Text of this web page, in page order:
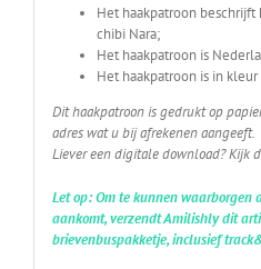
Het haakpatroon
chibi Nara;
Het haakpatroon is
Het haakpatroon is in
Dit haakpatroon is gedrukt op
adres wat u bij afrekenen aangeeft.
Liever een digitale download? Kijk
Let op: Om te kunnen waarborgen
aankomt, verzendt Amilishly dit
brievenbuspakketje, inclusief